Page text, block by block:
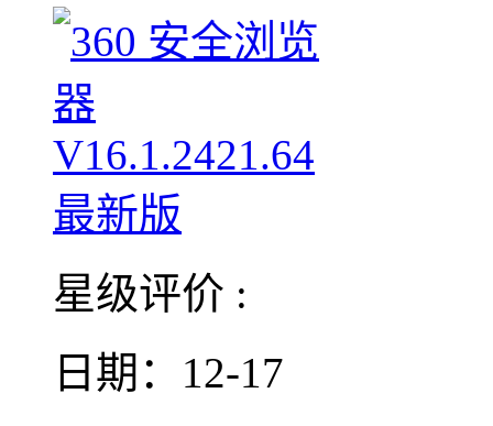
星级评价 :
日期：12-17